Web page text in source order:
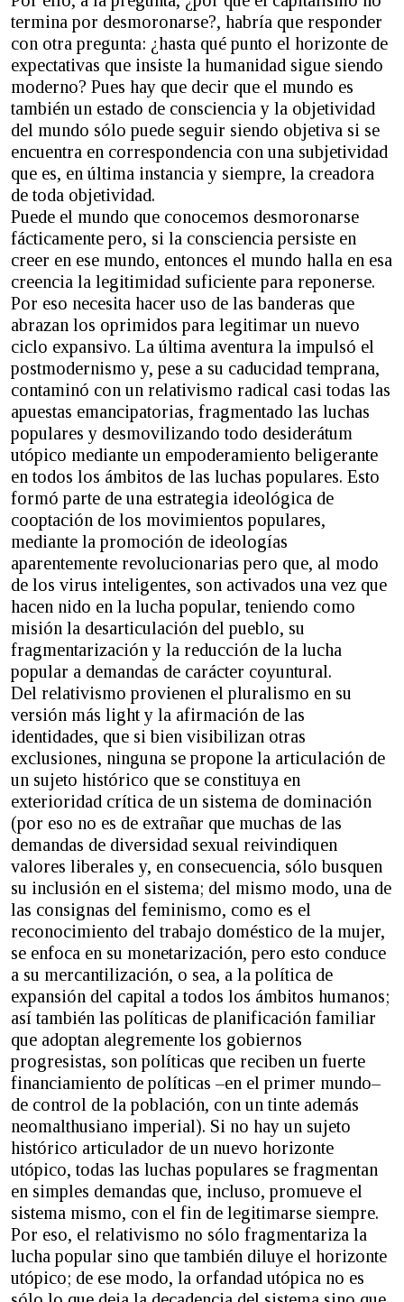
termina por desmoronarse?, habría que responder
con otra pregunta: ¿hasta qué punto el horizonte de
expectativas que insiste la humanidad sigue siendo
moderno? Pues hay que decir que el mundo es
también un estado de consciencia y la objetividad
del mundo sólo puede seguir siendo objetiva si se
encuentra en correspondencia con una subjetividad
que es, en última instancia y siempre, la creadora
de toda objetividad.
Puede el mundo que conocemos desmoronarse
fácticamente pero, si la consciencia persiste en
creer en ese mundo, entonces el mundo halla en esa
creencia la legitimidad suficiente para reponerse.
Por eso necesita hacer uso de las banderas que
abrazan los oprimidos para legitimar un nuevo
ciclo expansivo. La última aventura la impulsó el
postmodernismo y, pese a su caducidad temprana,
contaminó con un relativismo radical casi todas las
apuestas emancipatorias, fragmentado las luchas
populares y desmovilizando todo desiderátum
utópico mediante un empoderamiento beligerante
en todos los ámbitos de las luchas populares. Esto
formó parte de una estrategia ideológica de
cooptación de los movimientos populares,
mediante la promoción de ideologías
aparentemente revolucionarias pero que, al modo
de los virus inteligentes, son activados una vez que
hacen nido en la lucha popular, teniendo como
misión la desarticulación del pueblo, su
fragmentarización y la reducción de la lucha
popular a demandas de carácter coyuntural.
Del relativismo provienen el pluralismo en su
versión más light y la afirmación de las
identidades, que si bien visibilizan otras
exclusiones, ninguna se propone la articulación de
un sujeto histórico que se constituya en
exterioridad crítica de un sistema de dominación
(por eso no es de extrañar que muchas de las
demandas de diversidad sexual reivindiquen
valores liberales y, en consecuencia, sólo busquen
su inclusión en el sistema; del mismo modo, una de
las consignas del feminismo, como es el
reconocimiento del trabajo doméstico de la mujer,
se enfoca en su monetarización, pero esto conduce
a su mercantilización, o sea, a la política de
expansión del capital a todos los ámbitos humanos;
así también las políticas de planificación familiar
que adoptan alegremente los gobiernos
progresistas, son políticas que reciben un fuerte
financiamiento de políticas –en el primer mundo–
de control de la población, con un tinte además
neomalthusiano imperial). Si no hay un sujeto
histórico articulador de un nuevo horizonte
utópico, todas las luchas populares se fragmentan
en simples demandas que, incluso, promueve el
sistema mismo, con el fin de legitimarse siempre.
Por eso, el relativismo no sólo fragmentariza la
lucha popular sino que también diluye el horizonte
utópico; de ese modo, la orfandad utópica no es